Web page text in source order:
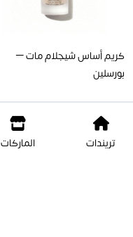
تريندات الماركات
كريم أساس شيجلام مات –
بورسلين